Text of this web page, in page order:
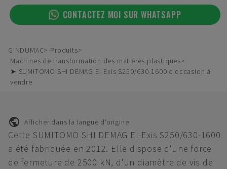
CONTACTEZ MOI SUR WHATSAPP
GINDUMAC
Produits
Machines de transformation des matières plastiques
➤ SUMITOMO SHI DEMAG El-Exis S250/630-1600 d'occasion à
vendre
Afficher dans la langue d'origine
Cette SUMITOMO SHI DEMAG El-Exis S250/630-1600
a été fabriquée en 2012. Elle dispose d'une force
de fermeture de 2500 kN, d'un diamètre de vis de